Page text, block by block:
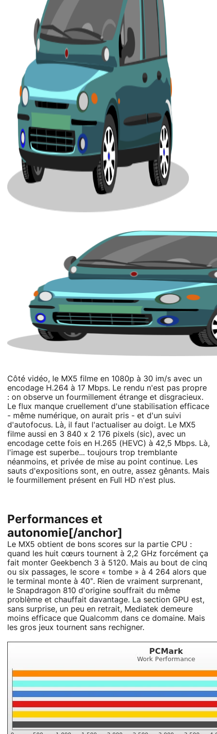
Côté vidéo, le MX5 filme en 1080p à 30 im/s avec un
encodage H.264 à 17 Mbps. Le rendu n'est pas propre
: on observe un fourmillement étrange et disgracieux.
Le flux manque cruellement d'une stabilisation efficace
- même numérique, on aurait pris - et d'un suivi
d'autofocus. Là, il faut l'actualiser au doigt. Le MX5
filme aussi en 3 840 x 2 176 pixels (sic), avec un
encodage cette fois en H.265 (HEVC) à 42,5 Mbps. Là,
l'image est superbe... toujours trop tremblante
néanmoins, et privée de mise au point continue. Les
sauts d'expositions sont, en outre, assez gênants. Mais
le fourmillement présent en Full HD n'est plus.
Performances et
autonomie[/anchor]
Le MX5 obtient de bons scores sur la partie CPU :
quand les huit cœurs tournent à 2,2 GHz forcément ça
fait monter Geekbench 3 à 5120. Mais au bout de cinq
ou six passages, le score « tombe » à 4 264 alors que
le terminal monte à 40°. Rien de vraiment surprenant,
le Snapdragon 810 d'origine souffrait du même
problème et chauffait davantage. La section GPU est,
sans surprise, un peu en retrait, Mediatek demeure
moins efficace que Qualcomm dans ce domaine. Mais
les gros jeux tournent sans rechigner.